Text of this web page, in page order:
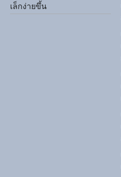
เล็กง่ายขึ้น